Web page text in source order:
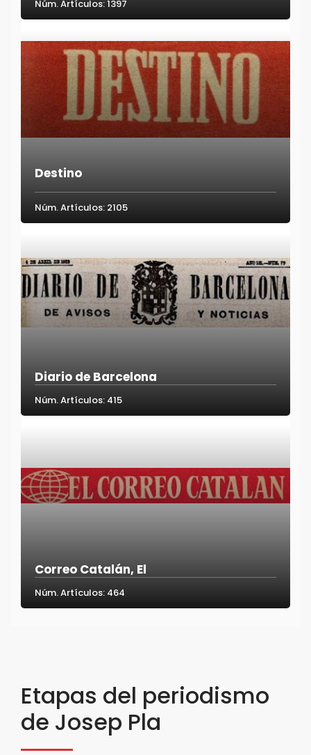
Núm. Artículos: 1397
Destino
Núm. Artículos: 2105
Diario de Barcelona
Núm. Artículos: 415
Correo Catalán, El
Núm. Artículos: 464
Etapas del periodismo
de Josep Pla